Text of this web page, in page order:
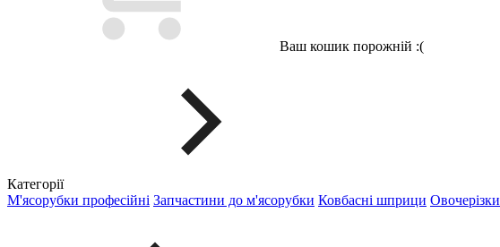
Ваш кошик порожній :(
Категорії
М'ясорубки професійні Запчастини до м'ясорубки Ковбасні шприци Овочерізки